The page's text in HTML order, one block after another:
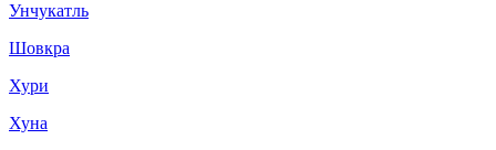
Унчукатль
Шовкра
Хури
Хуна